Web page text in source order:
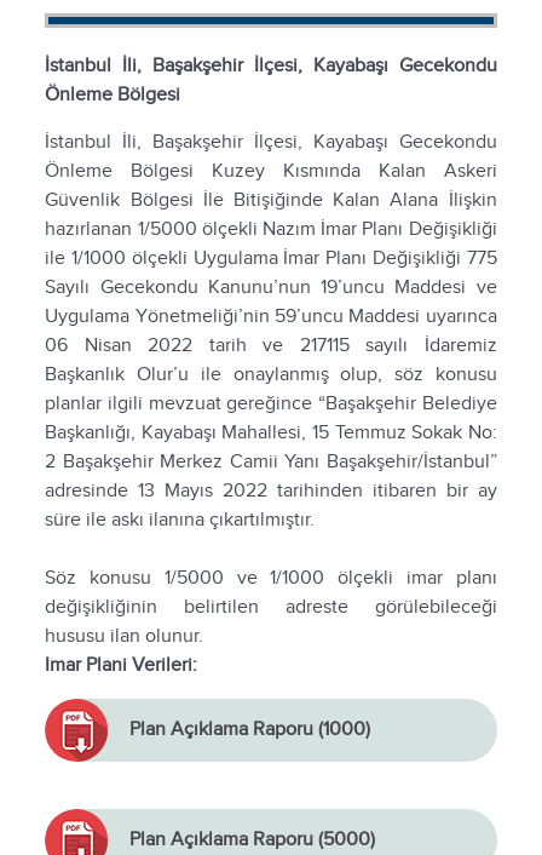
İstanbul İli, Başakşehir İlçesi, Kayabaşı Gecekondu
Önleme Bölgesi
İstanbul İli, Başakşehir İlçesi, Kayabaşı Gecekondu
Önleme Bölgesi Kuzey Kısmında Kalan Askeri
Güvenlik Bölgesi İle Bitişiğinde Kalan Alana İlişkin
hazırlanan 1/5000 ölçekli Nazım İmar Planı Değişikliği
ile 1/1000 ölçekli Uygulama İmar Planı Değişikliği 775
Sayılı Gecekondu Kanunu’nun 19’uncu Maddesi ve
Uygulama Yönetmeliği’nin 59’uncu Maddesi uyarınca
06 Nisan 2022 tarih ve 217115 sayılı İdaremiz
Başkanlık Olur’u ile onaylanmış olup, söz konusu
planlar ilgili mevzuat gereğince “Başakşehir Belediye
Başkanlığı, Kayabaşı Mahallesi, 15 Temmuz Sokak No:
2 Başakşehir Merkez Camii Yanı Başakşehir/İstanbul”
adresinde 13 Mayıs 2022 tarihinden itibaren bir ay
süre ile askı ilanına çıkartılmıştır.
Söz konusu 1/5000 ve 1/1000 ölçekli imar planı
değişikliğinin belirtilen adreste görülebileceği
hususu ilan olunur.
Imar Plani Verileri:
Plan Açıklama Raporu (1000)
Plan Açıklama Raporu (5000)